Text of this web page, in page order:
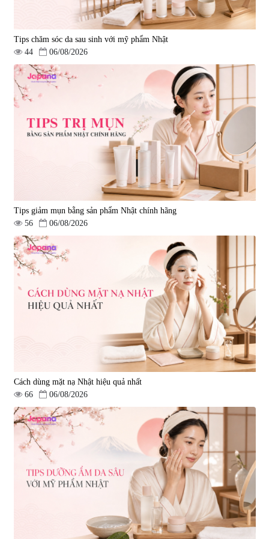
Tips chăm sóc da sau sinh với mỹ phẩm Nhật
44
06/08/2026
Tips giảm mụn bằng sản phẩm Nhật chính hãng
56
06/08/2026
Cách dùng mặt nạ Nhật hiệu quả nhất
66
06/08/2026